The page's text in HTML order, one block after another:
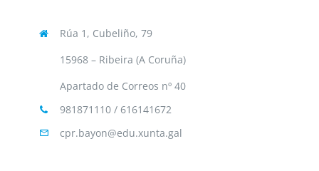
Rúa 1, Cubeliño, 79
15968 – Ribeira (A Coruña)
Apartado de Correos nº 40
981871110 / 616141672
cpr.bayon@edu.xunta.gal